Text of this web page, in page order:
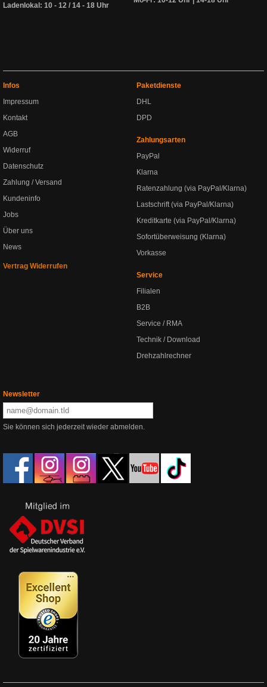
Ladenlokal: 10 - 12 / 14 - 18 Uhr
Infos
Impressum
Kontakt
AGB
Widerruf
Datenschutz
Zahlung / Versand
Kundeninfo
Jobs
Über uns
News
Vertrag Widerrufen
Paketdienste
DHL
DPD
Zahlungsarten
PayPal
Klarna
Ratenzahlung (via PayPal/Klarna)
Lastschrift (via PayPal/Klarna)
Kreditkarte (via PayPal/Klarna)
Sofortüberweisung (Klarna)
Vorkasse
Service
Filialen
B2B
Service / RMA
Technik / Download
Drehzahlrechner
Newsletter
Sie können sich jederzeit wieder abmelden.